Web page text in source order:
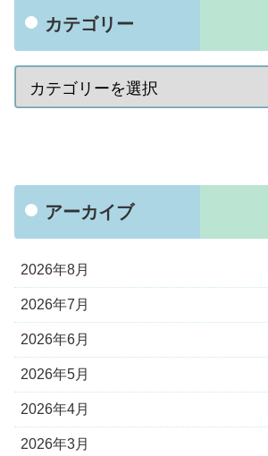
カテゴリー
アーカイブ
2026年8月
2026年7月
2026年6月
2026年5月
2026年4月
2026年3月